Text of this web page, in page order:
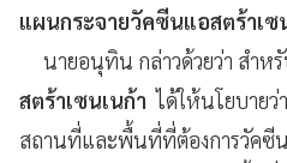
แผนกระจายวัคซีนแอสตร้าเซ
นายอนุทิน กล่าวด้วยว่า สำห
สตร้าเซนเนก้า ได้ให้นโยบายว่
สถานที่และพื้นที่ที่ต้องการวัคซี